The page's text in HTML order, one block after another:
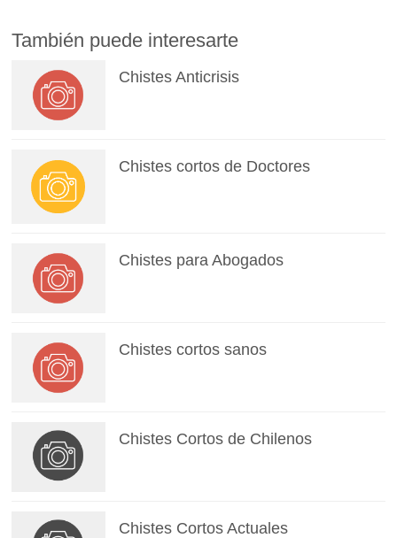
También puede interesarte
Chistes Anticrisis
Chistes cortos de Doctores
Chistes para Abogados
Chistes cortos sanos
Chistes Cortos de Chilenos
Chistes Cortos Actuales